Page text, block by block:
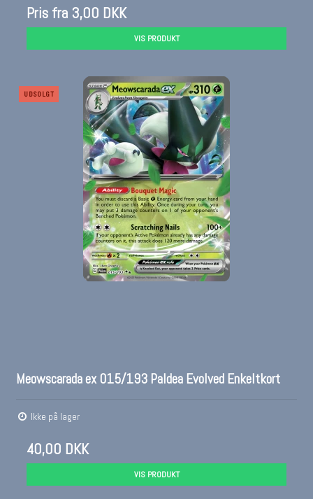
Pris fra 3,00 DKK
VIS PRODUKT
UDSOLGT
Meowscarada ex 015/193 Paldea Evolved Enkeltkort
Ikke på lager
40,00 DKK
VIS PRODUKT